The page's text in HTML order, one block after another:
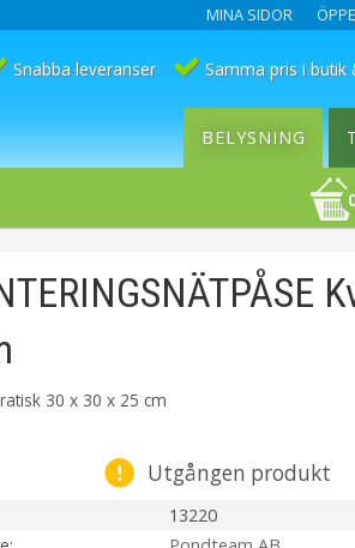
MINA SIDOR
Snabba leveranser Samma pris i butik
BELYSNING
30 x 30 x 25 cm
Utgången produkt
13220